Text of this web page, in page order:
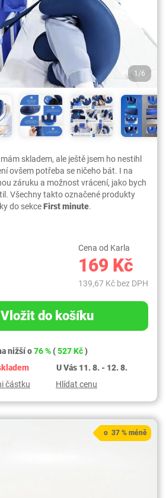
1/6
skladem, ale ještě jsem ho nestihl
ovšem potřeba se ničeho bát. I na
záruku a možnost vrácení, jako bych
Všechny takto označené produkty
do sekceFirst minute.
Cena od Karla
169 Kč
139,67 Kč bez DPH
Vložit do košíku
nižší o76 %(527 Kč)
U Vás 11. 8. - 12. 8.
částku
Hlídat cenu
o 37 % méně